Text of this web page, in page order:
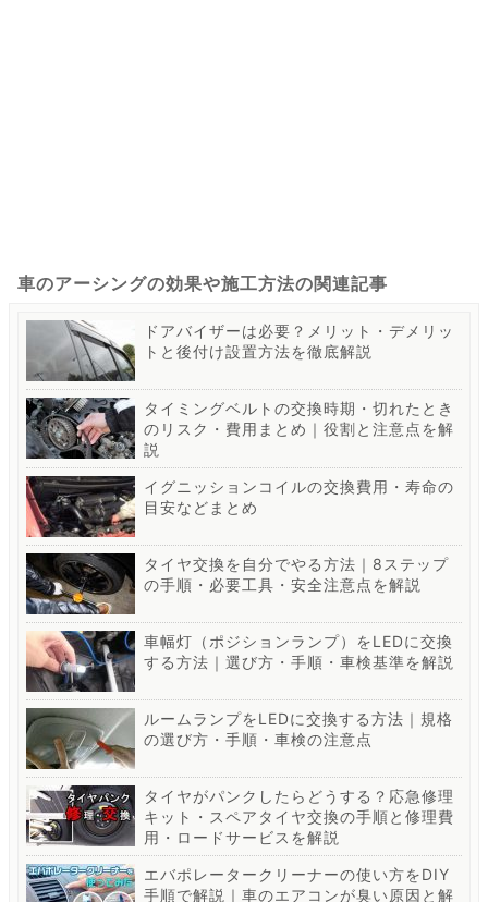
車のアーシングの効果や施工方法の関連記事
ドアバイザーは必要？メリット・デメリッ
トと後付け設置方法を徹底解説
タイミングベルトの交換時期・切れたとき
のリスク・費用まとめ｜役割と注意点を解
説
イグニッションコイルの交換費用・寿命の
目安などまとめ
タイヤ交換を自分でやる方法｜8ステップ
の手順・必要工具・安全注意点を解説
車幅灯（ポジションランプ）をLEDに交換
する方法｜選び方・手順・車検基準を解説
ルームランプをLEDに交換する方法｜規格
の選び方・手順・車検の注意点
タイヤがパンクしたらどうする？応急修理
キット・スペアタイヤ交換の手順と修理費
用・ロードサービスを解説
エバポレータークリーナーの使い方をDIY
手順で解説｜車のエアコンが臭い原因と解